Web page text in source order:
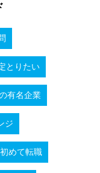
とりたい
有名企業
ジ
めて転職